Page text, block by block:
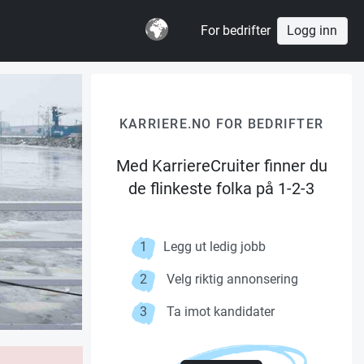
For bedrifter Logg inn
KARRIERE.NO FOR BEDRIFTER
Med KarriereCruiter finner du
de flinkeste folka på 1-2-3
1 Legg ut ledig jobb
2 Velg riktig annonsering
3 Ta imot kandidater